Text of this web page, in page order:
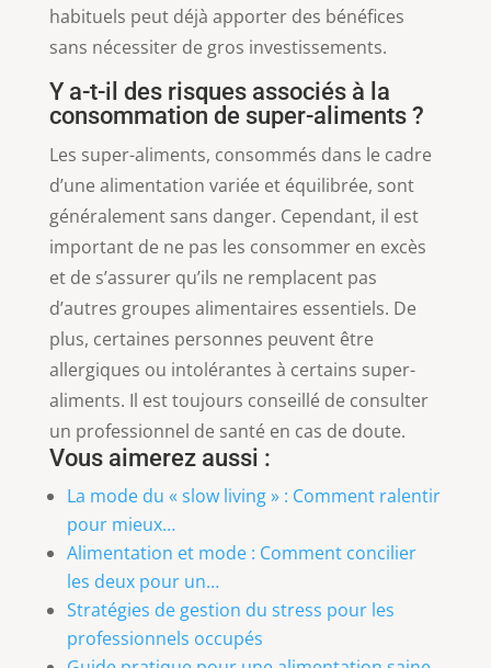
habituels peut déjà apporter des bénéfices
sans nécessiter de gros investissements.
Y a-t-il des risques associés à la
consommation de super-aliments ?
Les super-aliments, consommés dans le cadre
d’une alimentation variée et équilibrée, sont
généralement sans danger. Cependant, il est
important de ne pas les consommer en excès
et de s’assurer qu’ils ne remplacent pas
d’autres groupes alimentaires essentiels. De
plus, certaines personnes peuvent être
allergiques ou intolérantes à certains super-
aliments. Il est toujours conseillé de consulter
un professionnel de santé en cas de doute.
Vous aimerez aussi :
La mode du « slow living » : Comment ralentir
pour mieux…
Alimentation et mode : Comment concilier
les deux pour un…
Stratégies de gestion du stress pour les
professionnels occupés